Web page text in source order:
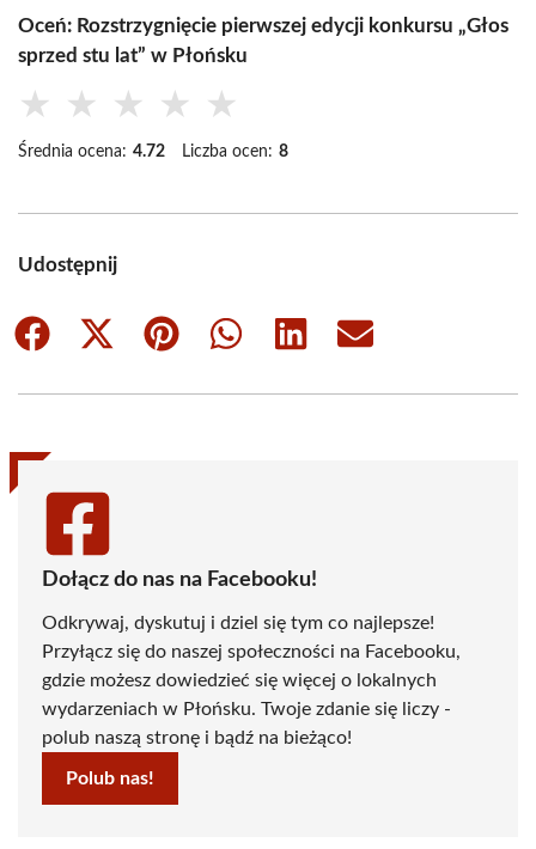
Oceń: Rozstrzygnięcie pierwszej edycji konkursu „Głos
sprzed stu lat” w Płońsku
★ ★ ★ ★ ★
Średnia ocena: 4.72 Liczba ocen: 8
Udostępnij
Share
Share
(Twitter)
Share
Share
Share
Share
Dołącz do nas na Facebooku!
Odkrywaj, dyskutuj i dziel się tym co najlepsze!
Przyłącz się do naszej społeczności na Facebooku,
gdzie możesz dowiedzieć się więcej o lokalnych
wydarzeniach w Płońsku. Twoje zdanie się liczy -
polub naszą stronę i bądź na bieżąco!
Polub nas!